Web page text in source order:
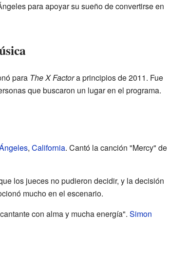
para apoyar su sueño de convertirse en
para The X Factora principios de 2011. Fue
que buscaron un lugar en el programa.
, California. Cantó la canción "Mercy" de
los jueces no pudieron decidir, y la decisión
mucho en el escenario.
con alma y mucha energía". Simon